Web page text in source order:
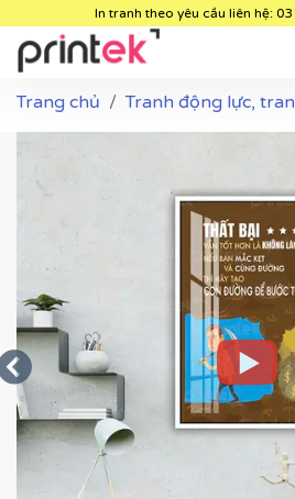
In tranh theo yêu cầu liên hệ:
Trang chủ Tranh động lực,